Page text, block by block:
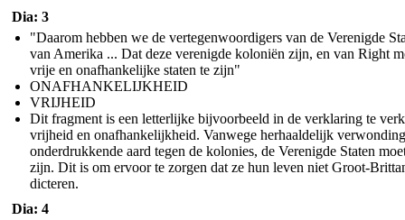
Dia: 3
"Daarom hebben we de vertegenwoordigers van de Verenigde
van Amerika ... Dat deze verenigde koloniën zijn, en van Right
vrije en onafhankelijke staten te zijn"
ONAFHANKELIJKHEID
VRIJHEID
Dit fragment is een letterlijke bijvoorbeeld in de verklaring te
vrijheid en onafhankelijkheid. Vanwege herhaaldelijk
onderdrukkende aard tegen de kolonies, de Verenigde Staten
zijn. Dit is om ervoor te zorgen dat ze hun leven niet Groot-
dicteren.
Dia: 4